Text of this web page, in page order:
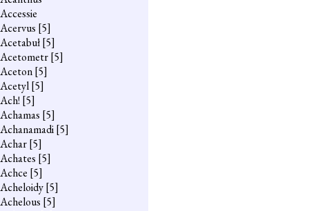
Accessie
Acervus [5]
Acetabuł[5]
Acetometr[5]
Aceton[5]
Acetyl[5]
Ach! [5]
Achamas [5]
Achanamadi[5]
Achar[5]
Achates [5]
Achce [5]
Acheloidy[5]
Achelous [5]